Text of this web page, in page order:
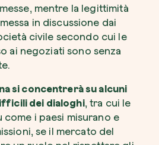
mentre la legittimità
in discussione dai
civile secondo cui le
ai negoziati sono senza
si concentrerà su alcuni
dei dialoghi, tra cui le
i paesi misurano e
se il mercato del